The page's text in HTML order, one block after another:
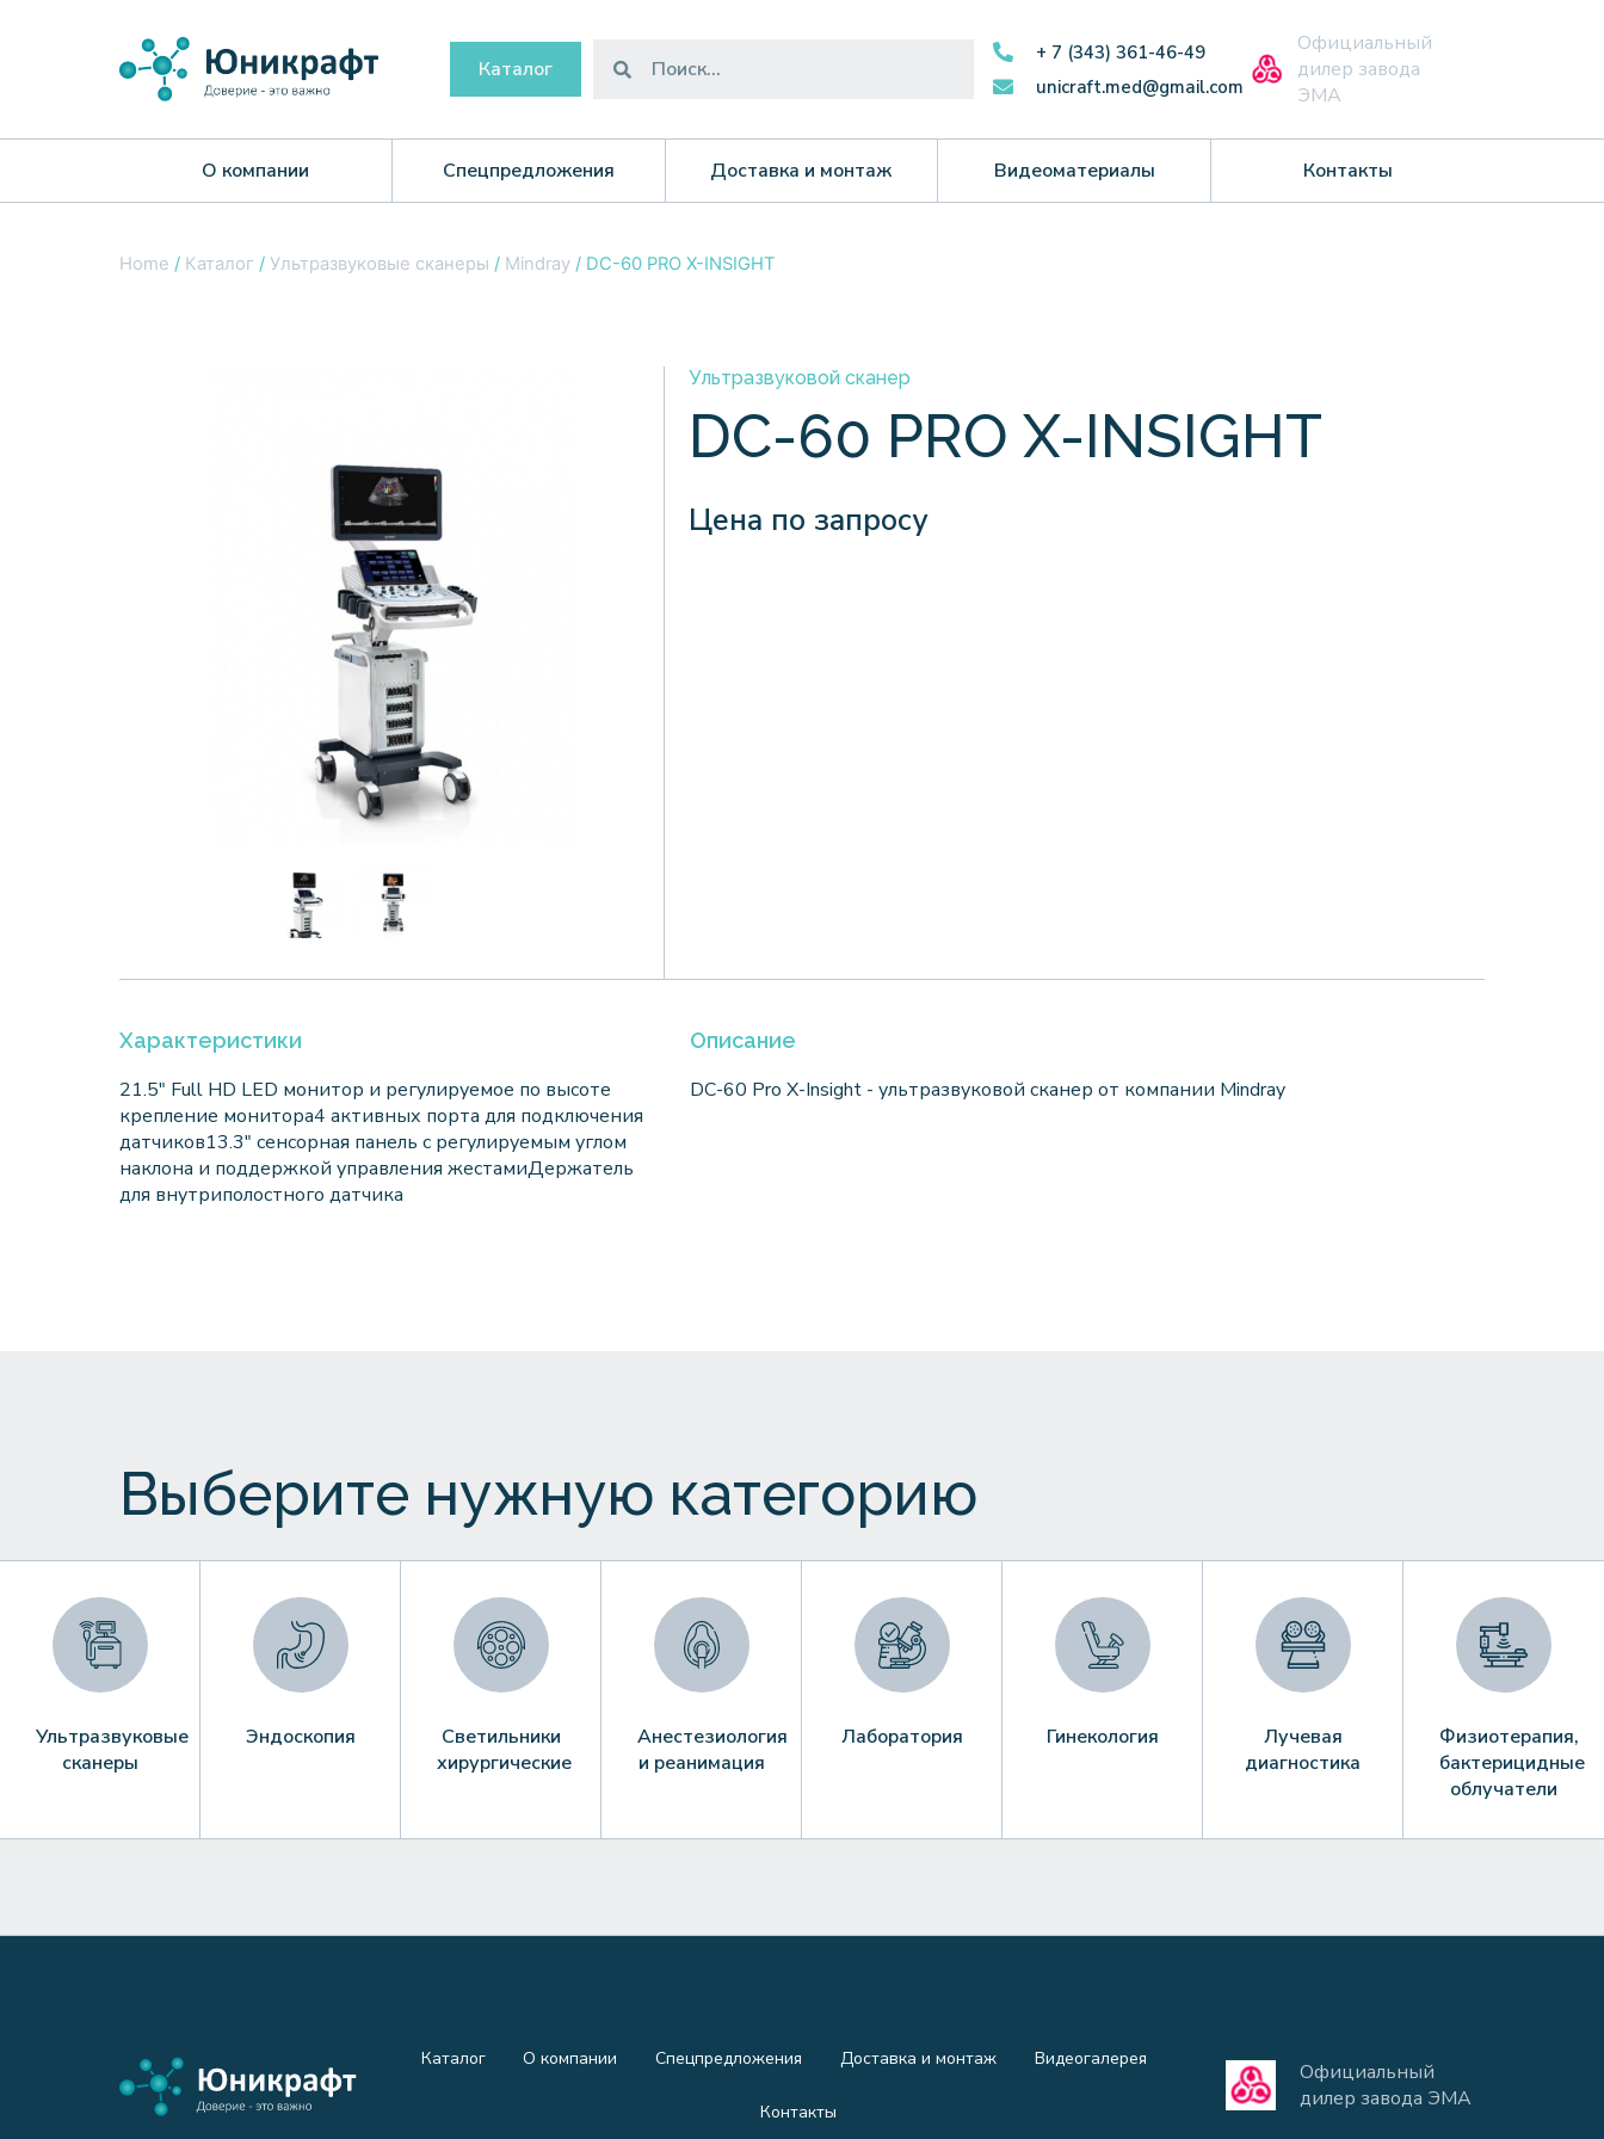
Каталог
+ 7 (343) 361-46-49
unicraft.med@gmail.com
Официальный
дилер завода
ЭМА
О компании Спецпредложения Доставка и монтаж Видеоматериалы Контакты
Home / Каталог / Ультразвуковые сканеры / Mindray / DC-60 PRO X-INSIGHT
Ультразвуковой сканер
DC-60 PRO X-INSIGHT
Цена по запросу
Характеристики
21.5" Full HD LED монитор и регулируемое по высоте
крепление монитора4 активных порта для подключения
датчиков13.3" сенсорная панель с регулируемым углом
наклона и поддержкой управления жестамиДержатель
для внутриполостного датчика
Описание
DC-60 Pro X-Insight - ультразвуковой сканер от компании Mindray
Выберите нужную категорию
Ультразвуковые
сканеры
Эндоскопия
Светильники
хирургические
Анестезиология
и реанимация
Лаборатория Гинекология
Лучевая
диагностика
Физиотерапия,
бактерицидные
облучатели
Каталог О компании Спецпредложения Доставка и монтаж Видеогалерея
Контакты
Официальный
дилер завода ЭМА